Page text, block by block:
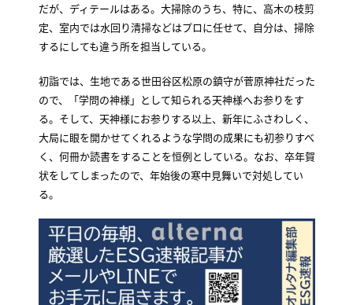
だが、ディテールはある。大掃除のうち、特に、高木の枝剪
定、室内では水回り清掃などはプロに任せて、自分は、掃除
するにしても違う所を担当している。
初詣では、生地である世田谷区松原の鎮守が菅原神社だった
ので、「学問の神様」として知られる天神様へお参りをす
る。そして、天神様にお参りする以上、新年にふさわしく、
大局に眼を開かせてくれるような学問の成果にも初参りすべ
く、何冊か読書をすることを恒例としている。なお、卒年賀
状をしてしまったので、年始後の寒中見舞いで対処してい
る。